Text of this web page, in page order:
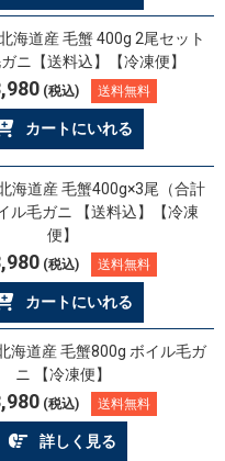
海道産 毛蟹 400g 2尾セット
ニ【送料込】【冷凍便】
(税込) 送料無料
カートにいれる
海道産 毛蟹400g×3尾（合計
ル毛ガニ 【送料込】【冷凍
便】
(税込) 送料無料
カートにいれる
海道産 毛蟹800g ボイル毛ガ
ニ 【冷凍便】
(税込) 送料無料
詳しく見る